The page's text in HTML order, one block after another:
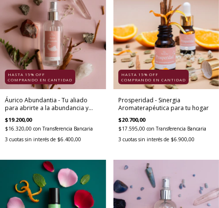
HASTA 15% OFF
COMPRANDO EN CANTIDAD
Áurico Abundantia - Tu aliado
para abrirte a la abundancia y
$19.200,00
$16.320,00 con Transferencia Bancaria
3 cuotas sin interés de $6.400,00
HASTA 15% OFF
COMPRANDO EN CANTIDAD
Prosperidad - Sinergia
Aromaterapéutica para tu hogar
$20.700,00
$17.595,00 con Transferencia Bancaria
3 cuotas sin interés de $6.900,00